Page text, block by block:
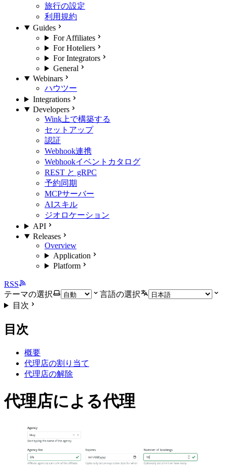
旅行の設定
利用規約
Guides
For Affiliates
For Hoteliers
For Integrators
General
Webinars
ハウツー
Integrations
Developers
Wink上で構築する
セットアップ
認証
Webhook連携
Webhookイベントカタログ
REST と gRPC
予約同期
MCPサーバー
AIスキル
ジオロケーション
API
Releases
Overview
Application
Platform
RSS
テーマの選択
言語の選択
目次
目次
概要
代理店の割り当て
代理店の解除
代理店による代理